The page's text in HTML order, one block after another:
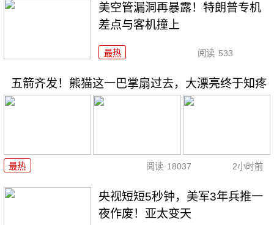
美空管漏洞再暴露！特朗普专机
差点与客机撞上
最热 阅读 533
五箭齐发！熊猫这一巴掌扇过去，大漂亮终于知疼
最热 阅读 18037 2小时前
央视短短5秒钟，美军3年兵推一
夜作废！亚太变天